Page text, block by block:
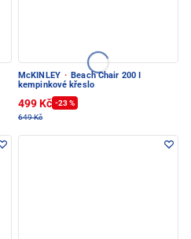
McKINLEY · Beach Chair 200 I
kempinkové křeslo
499 Kč -23 %
649 Kč